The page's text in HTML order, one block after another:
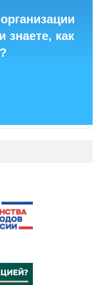
знаете, как